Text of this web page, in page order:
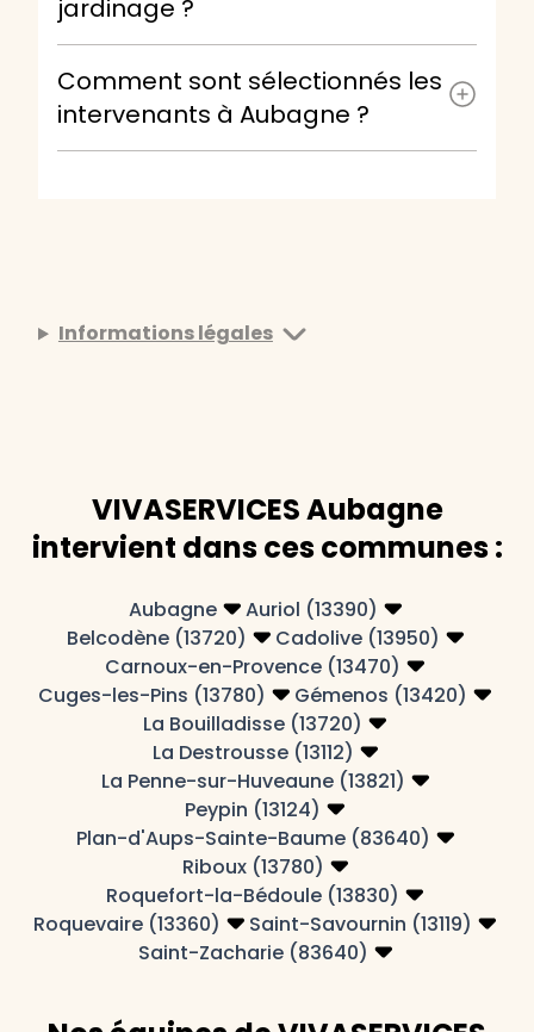
jardinage ?
Comment sont sélectionnés les
intervenants à Aubagne ?
Informations légales
VIVASERVICES Aubagne
intervient dans ces communes :
Aubagne
Auriol (13390)
Belcodène (13720)
Cadolive (13950)
Carnoux-en-Provence (13470)
Cuges-les-Pins (13780)
Gémenos (13420)
La Bouilladisse (13720)
La Destrousse (13112)
La Penne-sur-Huveaune (13821)
Peypin (13124)
Plan-d'Aups-Sainte-Baume (83640)
Riboux (13780)
Roquefort-la-Bédoule (13830)
Roquevaire (13360)
Saint-Savournin (13119)
Saint-Zacharie (83640)